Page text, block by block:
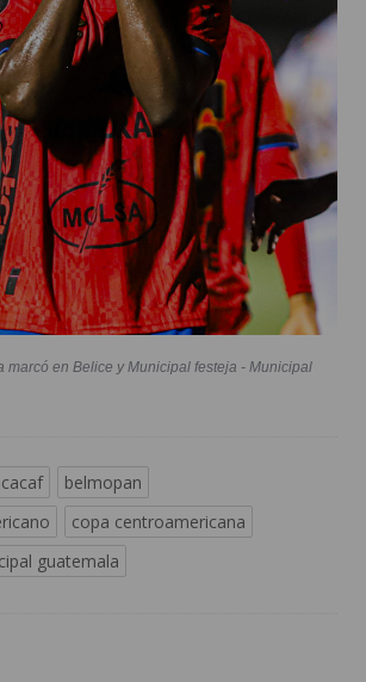
marcó en Belice y Municipal festeja - Municipal
belmopan
copa centroamericana
guatemala